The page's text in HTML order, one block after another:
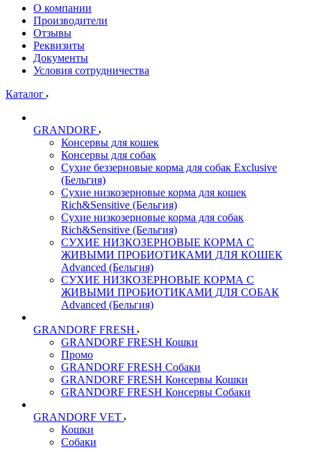
О компании
Производители
Отзывы
Реквизиты
Документы
Условия сотрудничества
Каталог
GRANDORF
Консервы для кошек
Консервы для собак
Сухие беззерновые корма для собак Exclusive
(Бельгия)
Сухие низкозерновые корма для кошек
Rich&Sensitive (Бельгия)
Сухие низкозерновые корма для собак
Rich&Sensitive (Бельгия)
СУХИЕ НИЗКОЗЕРНОВЫЕ КОРМА С
ЖИВЫМИ ПРОБИОТИКАМИ ДЛЯ КОШЕК
Advanced (Бельгия)
СУХИЕ НИЗКОЗЕРНОВЫЕ КОРМА С
ЖИВЫМИ ПРОБИОТИКАМИ ДЛЯ СОБАК
Advanced (Бельгия)
GRANDORF FRESH
GRANDORF FRESH Кошки
Промо
GRANDORF FRESH Собаки
GRANDORF FRESH Консервы Кошки
GRANDORF FRESH Консервы Собаки
GRANDORF VET
Кошки
Собаки